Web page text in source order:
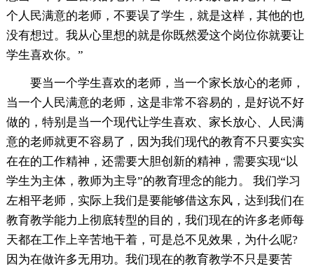
个人民满意的老师，不要误了学生，就是这样，其他的也
没有想过。我从心里想的就是你既然爱这个岗位你就要让
学生喜欢你。”
要当一个学生喜欢的老师，当一个家长放心的老师，
当一个人民满意的老师，这是非常不容易的，是好说不好
做的，特别是当一个现代让学生喜欢、家长放心、人民满
意的老师就更不容易了，因为我们现代的教育不只要实实
在在的工作精神，还需要大胆创新的精神，需要实现“以
学生为主体，教师为主导”的教育理念的能力。 我们学习
左相平老师，实际上我们是要能够借这东风，达到我们在
教育教学能力上彻底转型的目的，我们现在的许多老师每
天都在工作上辛苦地干着，可是总不见效果，为什么呢?
因为在做许多无用功。我们现在的教育教学不只是要苦